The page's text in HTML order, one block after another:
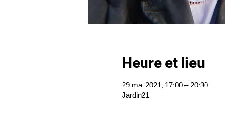
Heure et lieu
29 mai 2021, 17:00 – 20:30
Jardin21